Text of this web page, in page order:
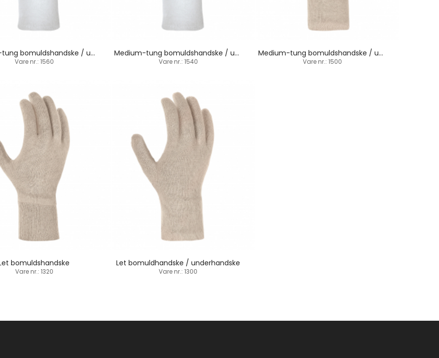
Medium-tung bomuldshandske / underhandske / indsat tommelfinger
Vare nr.: 1560
Medium-tung bomuldshandske / underhandske
Vare nr.: 1540
Medium-tung bomuldshandske / underhandske
Vare nr.: 1500
bomuldshandske
Vare nr.: 1320
Let bomuldhandske / underhandske
Vare nr.: 1300